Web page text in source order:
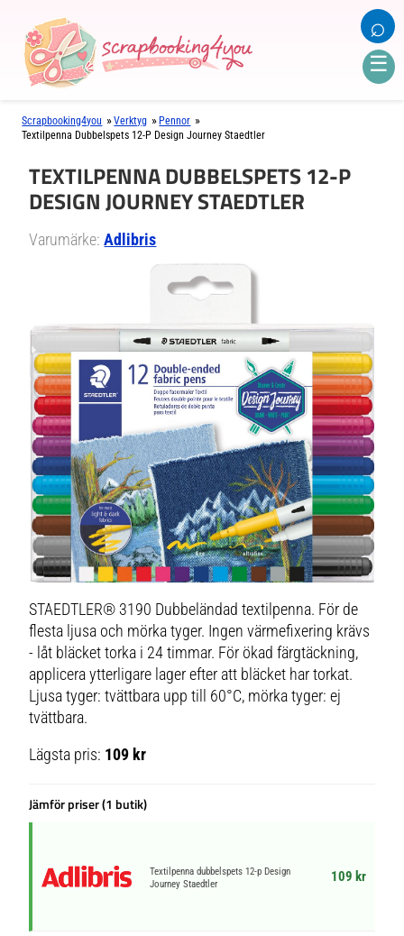
☰
⌕
Scrapbooking4you »Verktyg » Pennor »
Textilpenna Dubbelspets 12-P Design Journey Staedtler
TEXTILPENNA DUBBELSPETS 12-P
DESIGN JOURNEY STAEDTLER
Varumärke:Adlibris
STAEDTLER® 3190 Dubbeländad textilpenna. För de
flesta ljusa och mörka tyger. Ingen värmefixering krävs
- låt bläcket torka i 24 timmar. För ökad färgtäckning,
applicera ytterligare lager efter att bläcket har torkat.
Ljusa tyger: tvättbara upp till 60°C, mörka tyger: ej
tvättbara.
Lägsta pris: 109 kr
Jämför priser (1 butik)
Textilpenna dubbelspets 12-p Design
Journey Staedtler
109 kr